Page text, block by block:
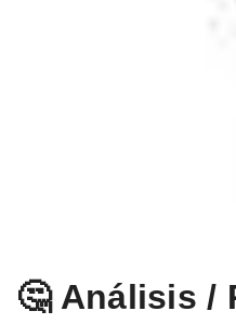
🤔 Análisis /